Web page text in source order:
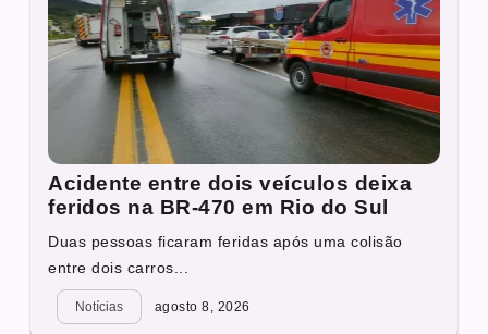
Acidente entre dois veículos deixa
feridos na BR-470 em Rio do Sul
Duas pessoas ficaram feridas após uma colisão
entre dois carros...
Notícias agosto 8, 2026